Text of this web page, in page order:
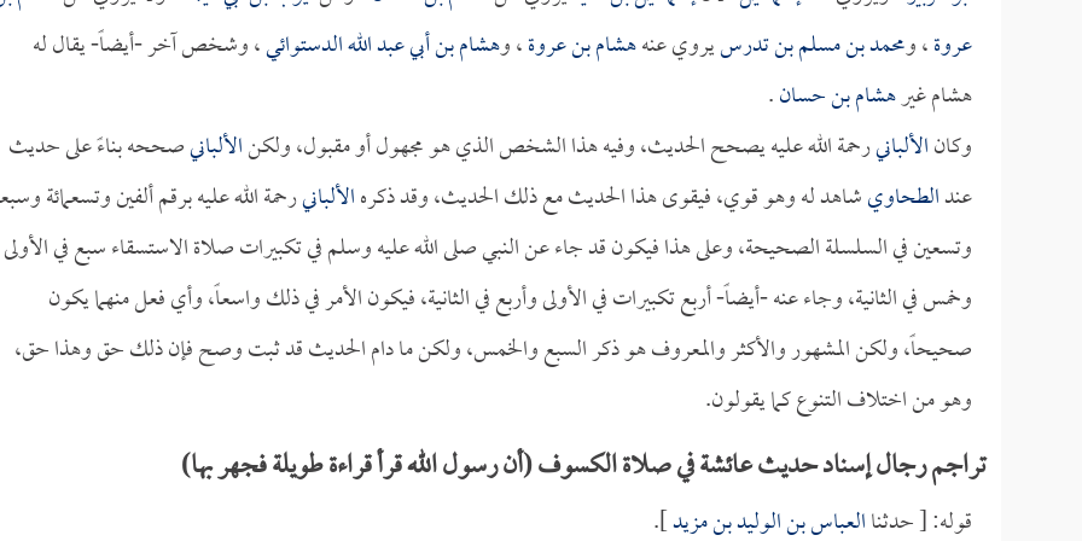
عروة، ومحمد بن مسلم بن تدرسيروي عنههشام بن عروة، وهشام بن أبي عبد الله الدستوائي، وشخص آخر -أيضاً- يقال له
هشام غيرهشام بن حسان.
وكانالألبانيرحمة الله عليه يصحح الحديث، وفيه هذا الشخص الذي هو مجهول أو مقبول، ولكنالألبانيصححه بناءً على حديث
عندالطحاويشاهد له وهو قوي، فيقوى هذا الحديث مع ذلك الحديث، وقد ذكرهالألبانيرحمة الله عليه برقم ألفين وتسعمائة
وتسعين في السلسلة الصحيحة، وعلى هذا فيكون قد جاء عن النبي صلى الله عليه وسلم في تكبيرات صلاة الاستسقاء سبع في الأولى
وخمس في الثانية، وجاء عنه -أيضاً- أربع تكبيرات في الأولى وأربع في الثانية، فيكون الأمر في ذلك واسعاً، وأي فعل منهما يكون
صحيحاً، ولكن المشهور والأكثر والمعروف هو ذكر السبع والخمس، ولكن ما دام الحديث قد ثبت وصح فإن ذلك حق وهذا حق،
وهو من اختلاف التنوع كما يقولون.
تراجم رجال إسناد حديث عائشة في صلاة الكسوف (أن رسول الله قرأ قراءة طويلة فجهر بها)
قوله: [ حدثناالعباس بن الوليد بن مزيد].